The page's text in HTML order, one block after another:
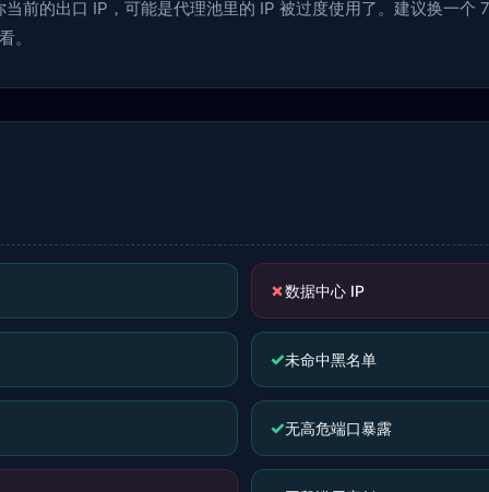
前的出口 IP，可能是代理池里的 IP 被过度使用了。建议换一个
。
✗数据中心 IP
✓未命中黑名单
✓无高危端口暴露